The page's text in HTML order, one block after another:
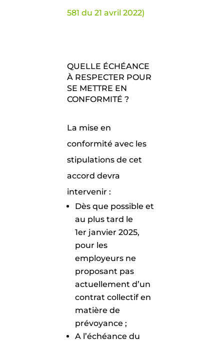
581 du 21 avril 2022)
QUELLE ÉCHÉANCE
À RESPECTER POUR
SE METTRE EN
CONFORMITÉ ?
La mise en
conformité avec les
stipulations de cet
accord devra
intervenir :
Dès que possible et
au plus tard le
1er janvier 2025,
pour les
employeurs ne
proposant pas
actuellement d’un
contrat collectif en
matière de
prévoyance ;
A l’échéance du